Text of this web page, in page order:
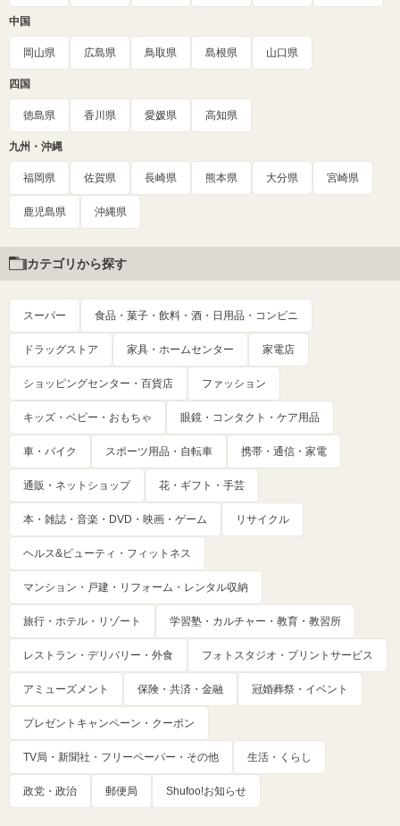
中国
岡山県 広島県 鳥取県 島根県 山口県
四国
徳島県 香川県 愛媛県 高知県
九州・沖縄
福岡県 佐賀県 長崎県 熊本県 大分県 宮崎県
鹿児島県 沖縄県
カテゴリから探す
スーパー 食品・菓子・飲料・酒・日用品・コンビニ
ドラッグストア 家具・ホームセンター 家電店
ショッピングセンター・百貨店 ファッション
キッズ・ベビー・おもちゃ 眼鏡・コンタクト・ケア用品
車・バイク スポーツ用品・自転車 携帯・通信・家電
通販・ネットショップ 花・ギフト・手芸
本・雑誌・音楽・DVD・映画・ゲーム リサイクル
ヘルス&ビューティ・フィットネス
マンション・戸建・リフォーム・レンタル収納
旅行・ホテル・リゾート 学習塾・カルチャー・教育・教習所
レストラン・デリバリー・外食 フォトスタジオ・プリントサービス
アミューズメント 保険・共済・金融 冠婚葬祭・イベント
プレゼントキャンペーン・クーポン
TV局・新聞社・フリーペーパー・その他 生活・くらし
政党・政治 郵便局 Shufoo!お知らせ